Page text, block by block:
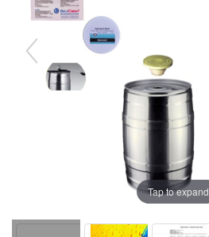
Tap to expand